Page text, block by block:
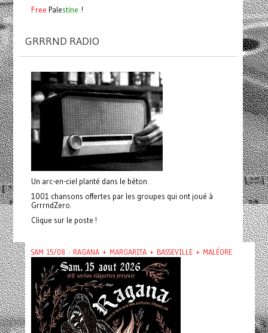
Free Palestine !
GRRRND RADIO
Un arc-en-ciel planté dans le béton.
1001 chansons offertes par les groupes qui ont joué à
GrrrndZero.
Clique sur le poste !
SAM 15/08 : RAGANA + MARGARITA + BASSEVILLE + MALÉORE